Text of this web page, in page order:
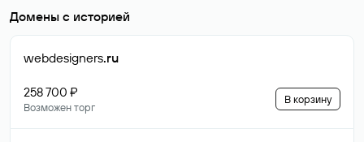
Домены с историей
webdesigners.ru
258 700 ₽
Возможен торг
В корзину